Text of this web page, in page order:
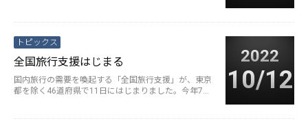
トピックス
全国旅行支援はじまる
国内旅行の需要を喚起する「全国旅行支援」が、東京
都を除く46道府県で11日にはじまりました。今年7月
2022
10/12